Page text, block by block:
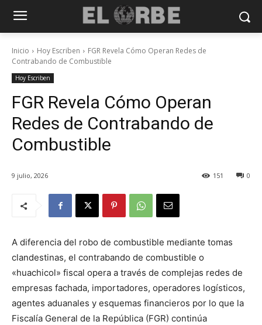
Inicio Hoy Escriben
FGR Revela Cómo Operan Redes de
Contrabando de Combustible
Hoy Escriben
FGR Revela Cómo Operan
Redes de Contrabando de
Combustible
9 julio, 2026 0
151
A diferencia del robo de combustible mediante tomas
clandestinas, el contrabando de combustible o
«huachicol» fiscal opera a través de complejas redes de
empresas fachada, importadores, operadores logísticos,
agentes aduanales y esquemas financieros por lo que la
Fiscalía General de la República (FGR) continúa